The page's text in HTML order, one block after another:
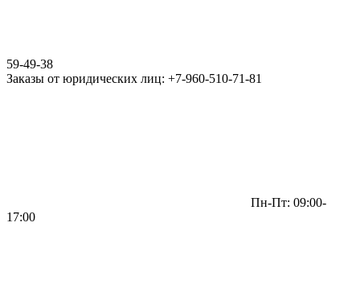
59-49-38
Заказы от юридических лиц: +7-960-510-71-81
Пн-Пт: 09:00-
17:00